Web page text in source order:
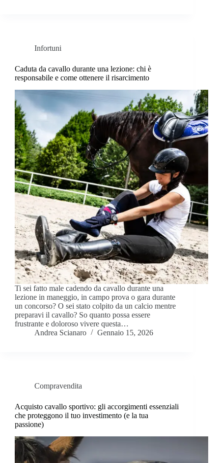
Infortuni
Caduta da cavallo durante una lezione: chi è
responsabile e come ottenere il risarcimento
Ti sei fatto male cadendo da cavallo durante una
lezione in maneggio, in campo prova o gara durante
un concorso? O sei stato colpito da un calcio mentre
preparavi il cavallo? So quanto possa essere
frustrante e doloroso vivere questa…
Andrea Scianaro
Gennaio 15, 2026
Compravendita
Acquisto cavallo sportivo: gli accorgimenti essenziali
che proteggono il tuo investimento (e la tua
passione)